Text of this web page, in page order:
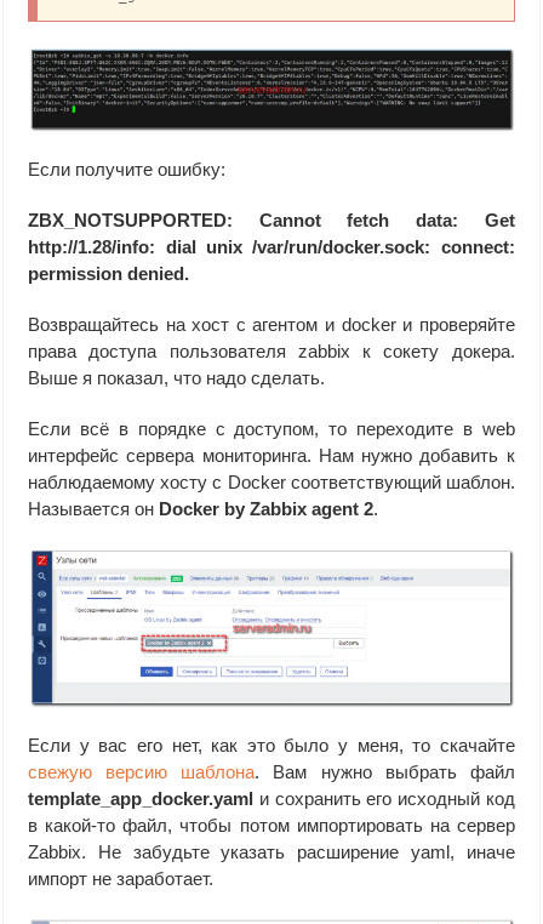
Если получите ошибку:
ZBX_NOTSUPPORTED: Cannot fetch data: Get
http://1.28/info: dial unix /var/run/docker.sock: connect:
permission denied.
Возвращайтесь на хост с агентом и docker и проверяйте
права доступа пользователя zabbix к сокету докера.
Выше я показал, что надо сделать.
Если всё в порядке с доступом, то переходите в web
интерфейс сервера мониторинга. Нам нужно добавить к
наблюдаемому хосту с Docker соответствующий шаблон.
Называется он Docker by Zabbix agent 2.
Если у вас его нет, как это было у меня, то скачайте
свежую версию шаблона. Вам нужно выбрать файл
template_app_docker.yaml и сохранить его исходный код
в какой-то файл, чтобы потом импортировать на сервер
Zabbix. Не забудьте указать расширение yaml, иначе
импорт не заработает.